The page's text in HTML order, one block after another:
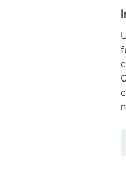
Copyright © 2019